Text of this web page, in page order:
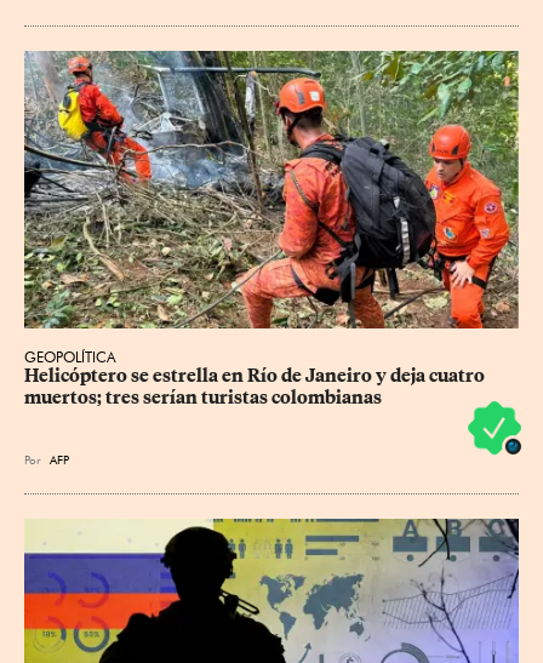
GEOPOLÍTICA
Helicóptero se estrella en Río de Janeiro y deja cuatro
muertos; tres serían turistas colombianas
Por AFP